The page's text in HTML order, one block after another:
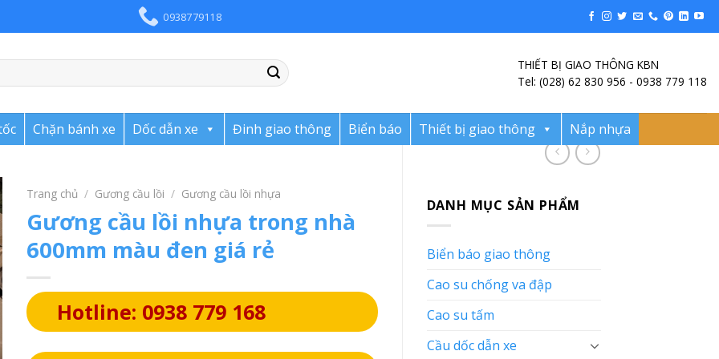
0938779118
THIẾT BỊ GIAO THÔNG KBN
Tel: (028) 62 830 956 - 0938 779 118
Chặn bánh xe Dốc dẫn xe Đinh giao thông Biển báo Thiết bị giao thông Nắp nhựa
DANH MỤC SẢN PHẨM
Biển báo giao thông
Cao su chống va đập
Cao su tấm
Cầu dốc dẫn xe
Trang chủ / Gương cầu lồi / Gương cầu lồi nhựa
Gương cầu lồi nhựa trong nhà
600mm màu đen giá rẻ
Hotline: 0938 779 168